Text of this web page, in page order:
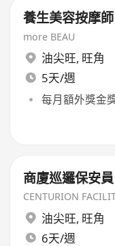
養生美容按摩師
more BEAU
油尖旺, 旺角
5天/週
每月額外獎金
商廈巡邏保安員
CENTURION
油尖旺, 旺角
6天/週